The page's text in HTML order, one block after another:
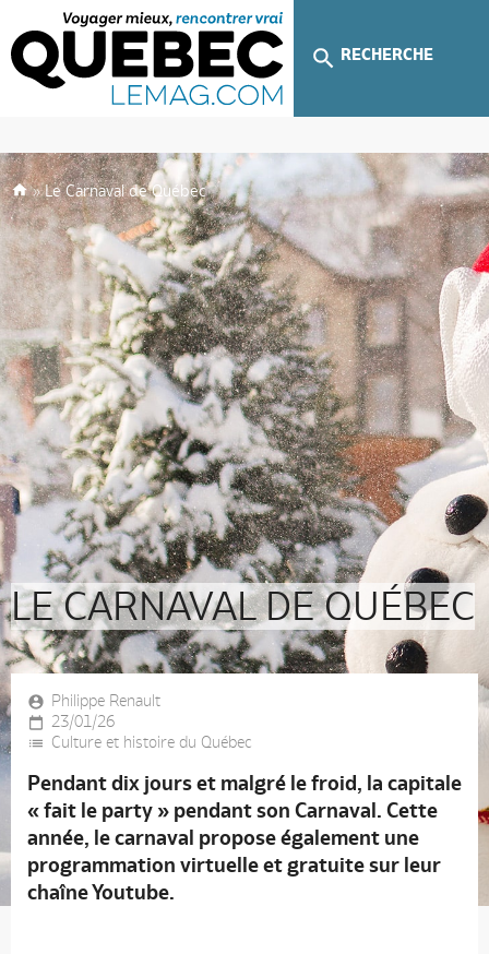
RECHERCHE
»Le Carnaval de Québec
LE CARNAVAL DE QUÉBEC
Philippe Renault
23/01/26
Culture et histoire du Québec
Pendant dix jours et malgré le froid, la capitale
« fait le party » pendant son Carnaval. Cette
année, le carnaval propose également une
programmation virtuelle et gratuite sur leur
chaîne Youtube.